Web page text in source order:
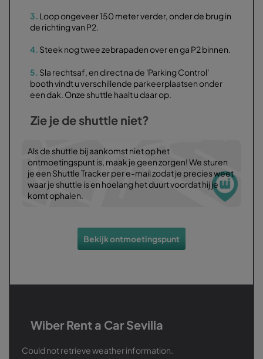
3. Loop ongeveer 150 meter verder, onder de brug in
de richting van P2.
4. Steek nog twee zebrapaden over en ga P2 binnen.
5. Sla rechtsaf, en direct na de 'Parking Control'
booth vindt u verschillende parkeerplaatsen onder
een dak. Onze shuttle haalt u daar op.
Zie je de shuttle niet?
Als de shuttle bij aankomst niet op het
ontmoetingspunt is, maak je geen zorgen! We sturen
je een Shuttle Tracker per e-mail zodat je precies weet
waar je shuttle is en hoelang het duurt voordat hij je
komt ophalen.
Bekijk ontmoetingspunt
Wiber Rent a Car Sevilla
Could not retrieve weather information.